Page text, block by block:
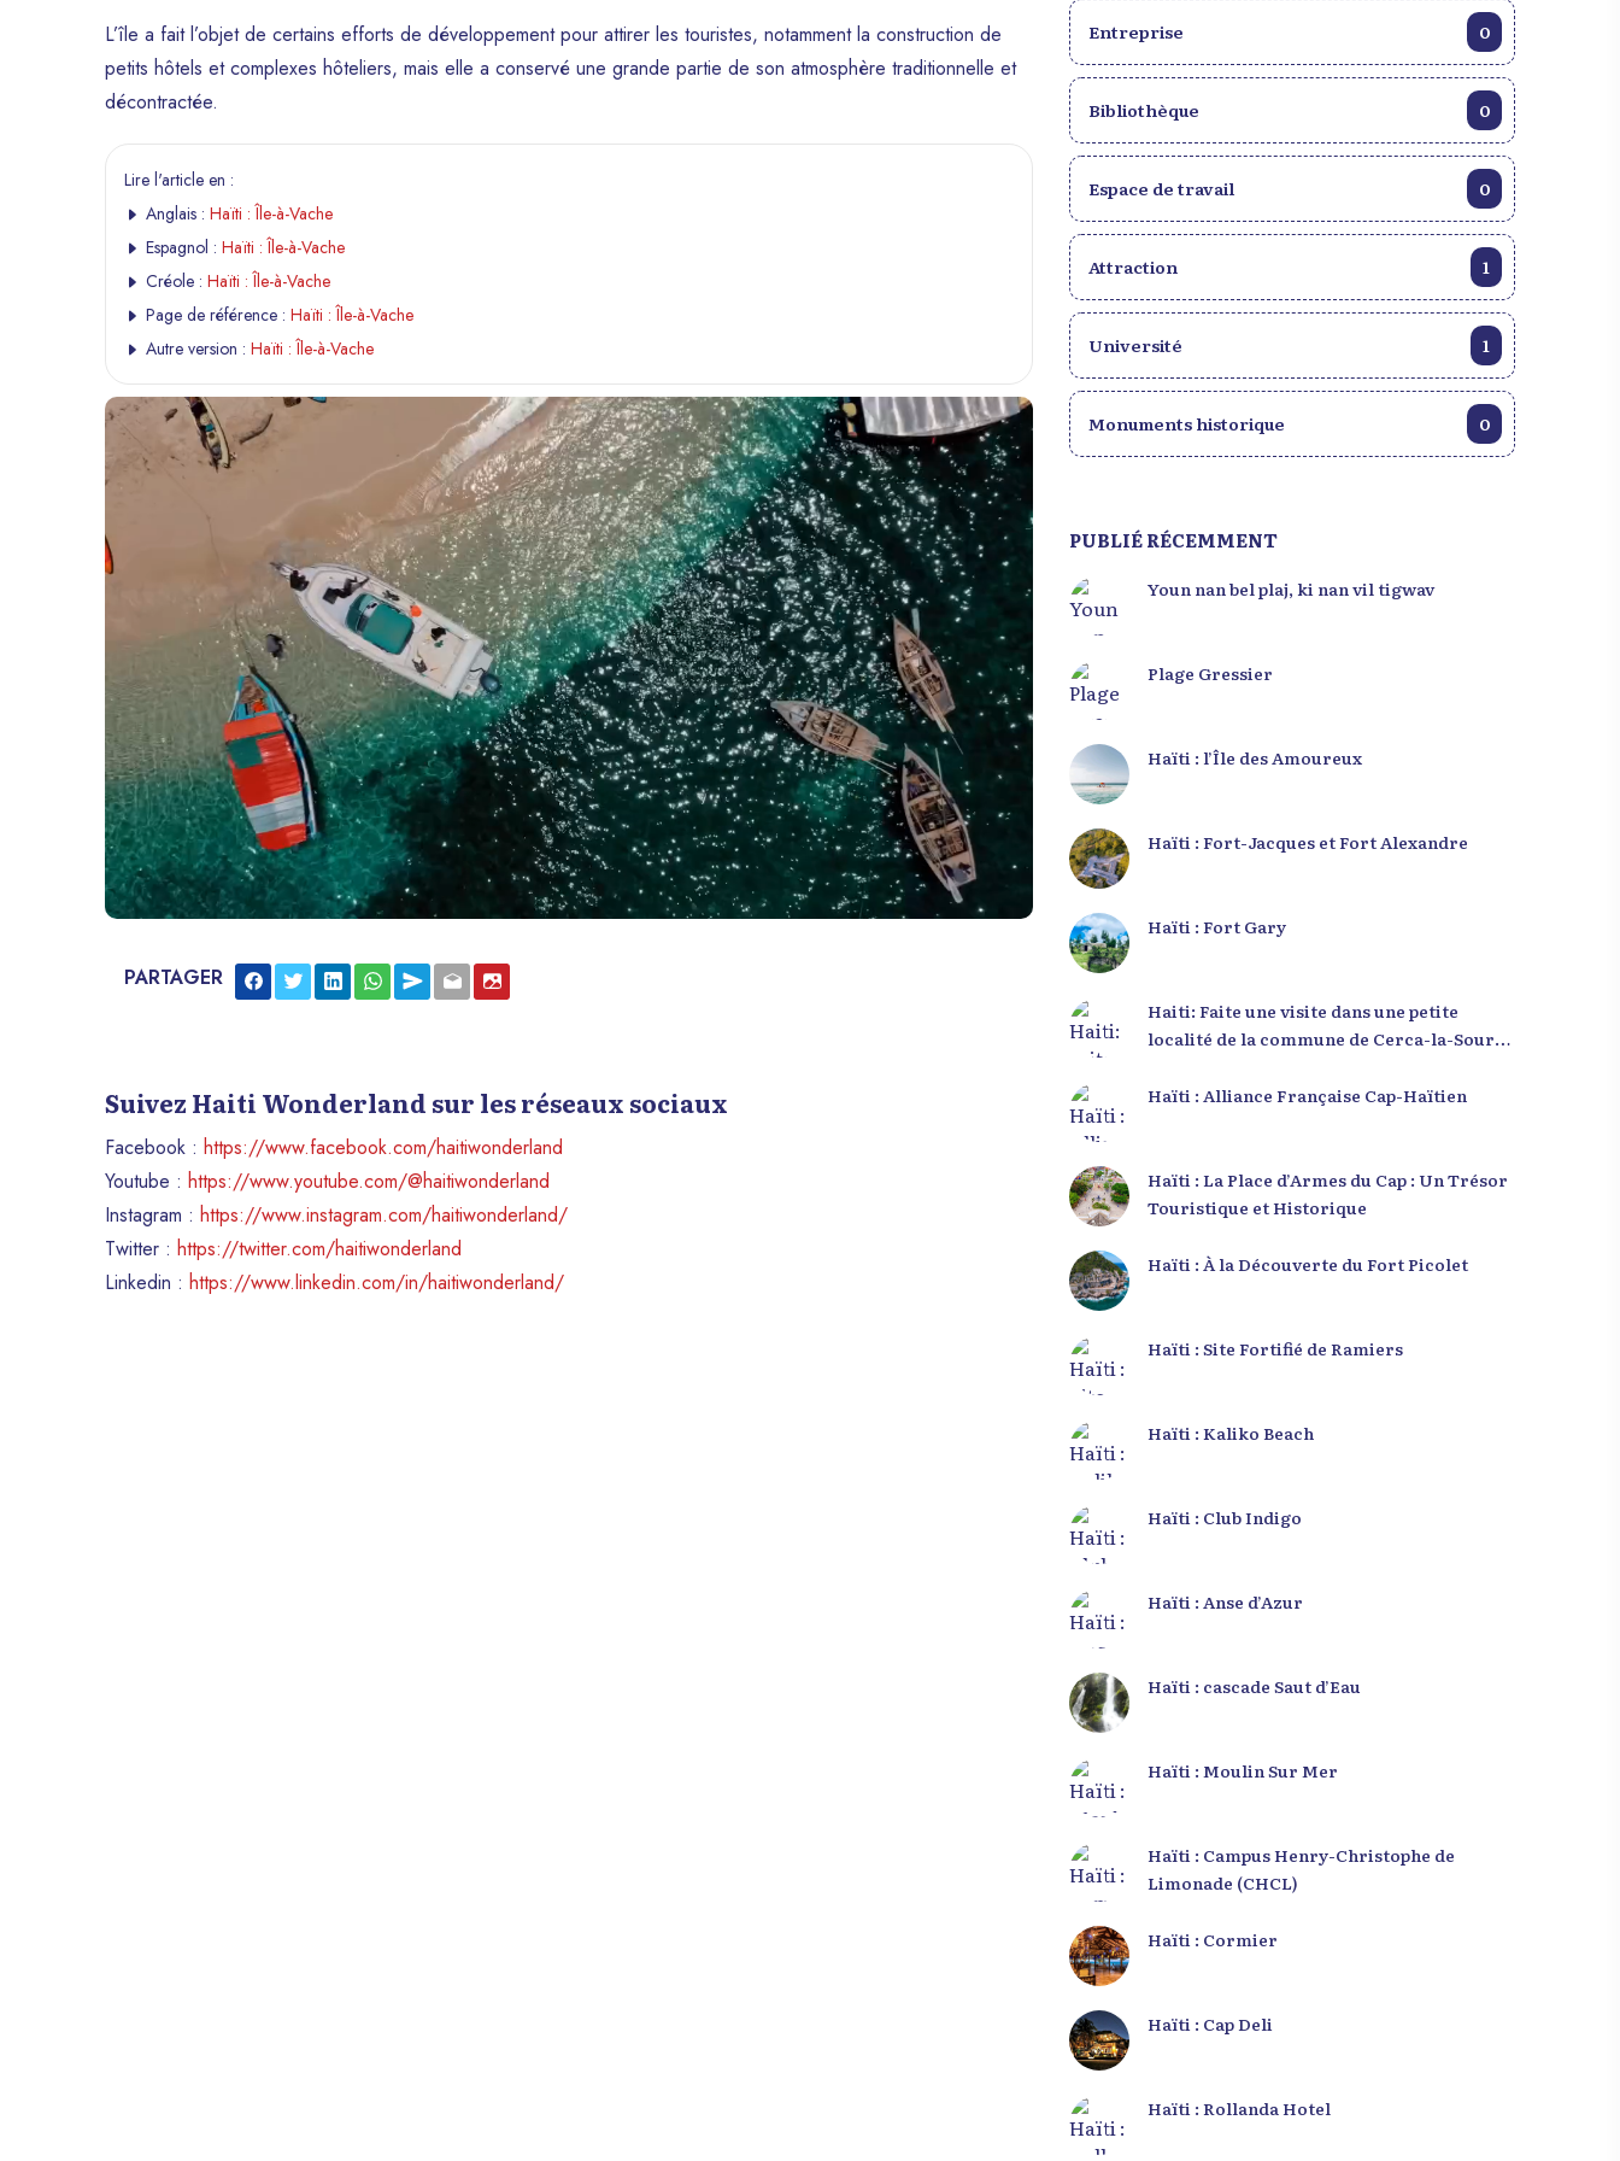
L’île a fait l’objet de certains efforts de développement pour attirer les touristes, notamment la construction de
petits hôtels et complexes hôteliers, mais elle a conservé une grande partie de son atmosphère traditionnelle et
décontractée.
Lire l'article en :
Anglais : Haïti : Île-à-Vache
Espagnol : Haïti : Île-à-Vache
Créole : Haïti : Île-à-Vache
Page de référence : Haïti : Île-à-Vache
Autre version : Haïti : Île-à-Vache
PARTAGER
Suivez Haiti Wonderland sur les réseaux sociaux
Facebook : https://www.facebook.com/haitiwonderland
Youtube : https://www.youtube.com/@haitiwonderland
Instagram : https://www.instagram.com/haitiwonderland/
Twitter : https://twitter.com/haitiwonderland
Linkedin : https://www.linkedin.com/in/haitiwonderland/
Entreprise 0
Bibliothèque 0
Espace de travail 0
Attraction 1
Université 1
Monuments historique 0
PUBLIÉ RÉCEMMENT
Youn nan bel plaj, ki nan vil tigwav
Plage Gressier
Haïti : l’Île des Amoureux
Haïti : Fort-Jacques et Fort Alexandre
Haïti : Fort Gary
Haiti: Faite une visite dans une petite
localité de la commune de Cerca-la-Source
Haïti : Alliance Française Cap-Haïtien
Haïti : La Place d’Armes du Cap : Un Trésor
Touristique et Historique
Haïti : À la Découverte du Fort Picolet
Haïti : Site Fortifié de Ramiers
Haïti : Kaliko Beach
Haïti : Club Indigo
Haïti : Anse d’Azur
Haïti : cascade Saut d’Eau
Haïti : Moulin Sur Mer
Haïti : Campus Henry-Christophe de
Limonade (CHCL)
Haïti : Cormier
Haïti : Cap Deli
Haïti : Rollanda Hotel